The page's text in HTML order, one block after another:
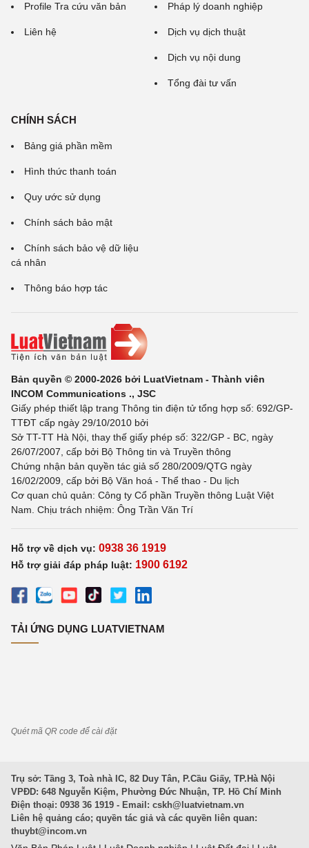
Profile Tra cứu văn bản
Liên hệ
Pháp lý doanh nghiệp
Dịch vụ dịch thuật
Dịch vụ nội dung
Tổng đài tư vấn
CHÍNH SÁCH
Bảng giá phần mềm
Hình thức thanh toán
Quy ước sử dụng
Chính sách bảo mật
Chính sách bảo vệ dữ liệu
cá nhân
Thông báo hợp tác
Bản quyền © 2000-2026 bởi LuatVietnam - Thành viên
INCOM Communications ., JSC
Giấy phép thiết lập trang Thông tin điện tử tổng hợp số: 692/GP-
TTĐT cấp ngày 29/10/2010 bởi
Sở TT-TT Hà Nội, thay thế giấy phép số: 322/GP - BC, ngày
26/07/2007, cấp bởi Bộ Thông tin và Truyền thông
Chứng nhận bản quyền tác giả số 280/2009/QTG ngày
16/02/2009, cấp bởi Bộ Văn hoá - Thể thao - Du lịch
Cơ quan chủ quản: Công ty Cổ phần Truyền thông Luật Việt
Nam. Chịu trách nhiệm: Ông Trần Văn Trí
Hỗ trợ về dịch vụ: 0938 36 1919
Hỗ trợ giải đáp pháp luật: 1900 6192
TẢI ỨNG DỤNG LUATVIETNAM
Quét mã QR code để cài đặt
Trụ sở: Tầng 3, Toà nhà IC, 82 Duy Tân, P.Cầu Giấy, TP.Hà Nội
VPĐD: 648 Nguyễn Kiệm, Phường Đức Nhuận, TP. Hồ Chí Minh
Điện thoại: 0938 36 1919 - Email: cskh@luatvietnam.vn
Liên hệ quảng cáo; quyền tác giả và các quyền liên quan:
thuybt@incom.vn